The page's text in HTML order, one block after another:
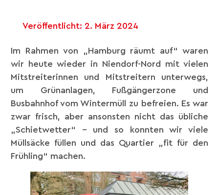
Veröffentlicht: 2. März 2024
Im Rahmen von „Hamburg räumt auf“ waren
wir heute wieder in Niendorf-Nord mit vielen
Mitstreiterinnen und Mitstreitern unterwegs,
um Grünanlagen, Fußgängerzone und
Busbahnhof vom Wintermüll zu befreien. Es war
zwar frisch, aber ansonsten nicht das übliche
„Schietwetter“ – und so konnten wir viele
Müllsäcke füllen und das Quartier „fit für den
Frühling“ machen.